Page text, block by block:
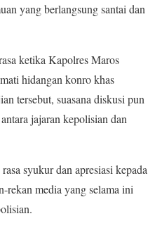
yang berlangsung santai dan
ketika Kapolres Maros
hidangan konro khas
tersebut, suasana diskusi pun
jajaran kepolisian dan
syukur dan apresiasi kepada
rekan media yang selama ini